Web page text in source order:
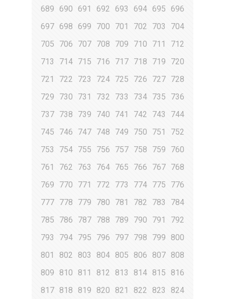
689
690 691 692 693 694 695
696
697 698 699 700 701 702 703
704
705
706 707 708 709 710 711
712
713
714 715 716 717 718 719
720
721
722 723 724 725 726 727 728
729
730 731 732 733 734 735
736
737 738 739 740 741 742 743
744
745
746 747 748 749 750 751
752
753
754 755 756 757 758 759
760
761
762 763 764 765 766 767 768
769
770 771 772 773 774 775
776
777 778 779 780 781 782 783
784
785
786 787 788 789 790 791
792
793
794 795 796 797 798 799
800
801
802 803 804 805 806 807 808
809
810 811 812 813 814 815
816
817 818 819 820 821 822 823
824